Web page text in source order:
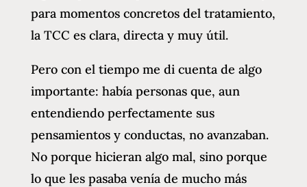
para momentos concretos del tratamiento,
la TCC es clara, directa y muy útil.
Pero con el tiempo me di cuenta de algo
importante: había personas que, aun
entendiendo perfectamente sus
pensamientos y conductas, no avanzaban.
No porque hicieran algo mal, sino porque
lo que les pasaba venía de mucho más